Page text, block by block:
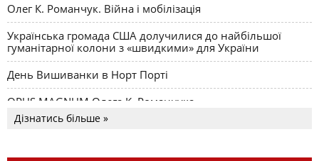
Олег К. Романчук. Війна і мобілізація
Українська громада США долучилися до найбільшої
гуманітарної колони з «швидкими» для України
День Вишиванки в Норт Порті
OPUS MAGNUM Олега К. Романчука
Дізнатись більше »